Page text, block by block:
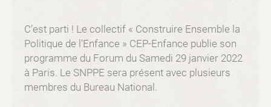
C’est parti ! Le collectif « Construire Ensemble la
Politique de l’Enfance » CEP-Enfance publie son
programme du Forum du Samedi 29 janvier 2022
à Paris. Le SNPPE sera présent avec plusieurs
membres du Bureau National.